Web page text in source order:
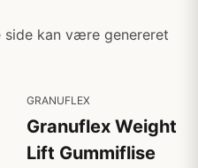
side kan være genereret
GRANUFLEX
Granuflex Weight
Lift Gummiflise